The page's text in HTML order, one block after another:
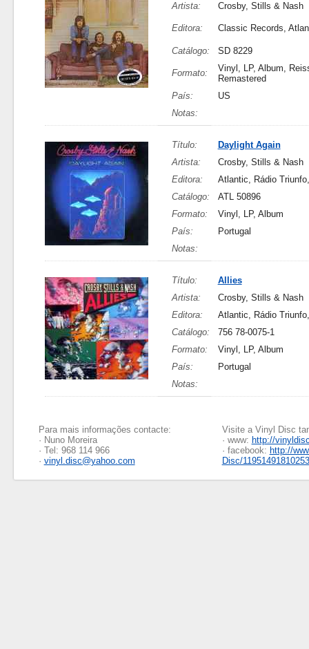
Artista:
Crosby, Stills & Nash
Editora: Classic Records,
Catálogo: SD 8229
Formato:
Vinyl, LP, Album,
Remastered
País:
US
Notas:
Título:
Daylight Again
Artista:
Crosby, Stills & Nash
Editora:
Atlantic, Rádio
Catálogo:
ATL 50896
Formato:
Vinyl, LP, Album
País:
Portugal
Notas:
Título:
Allies
Artista:
Crosby, Stills & Nash
Editora:
Atlantic, Rádio
Catálogo:
756 78-0075-1
Formato:
Vinyl, LP, Album
País:
Portugal
Notas:
Para mais informações contacte:
· Nuno Moreira
· Tel: 968 114 966
· vinyl.disc@yahoo.com
Visite a Vinyl Disc
· www: http://
· facebook: http://
Disc/